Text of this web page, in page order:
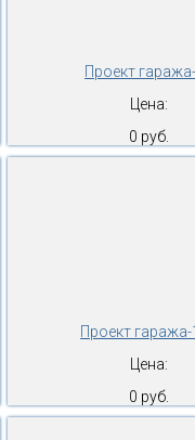
Проект
Цена:
0 руб.
Проект
Цена:
0 руб.